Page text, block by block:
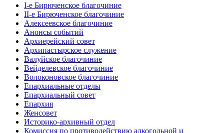
I-е Бирюченское благочиние
II-е Бирюченское благочиние
Алексеевское благочиние
Анонсы событий
Архиерейский совет
Архипастырское служение
Валуйское благочиние
Вейделевское благочиние
Волоконовское благочиние
Епархиальные отделы
Епархиальный совет
Епархия
Женсовет
Историко-архивный отдел
Комиссия по противодействию алкогольной и